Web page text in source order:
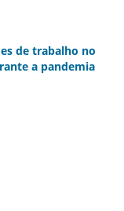
de trabalho no
a pandemia